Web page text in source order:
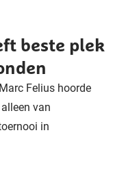
beste plek
Felius hoorde
van
in